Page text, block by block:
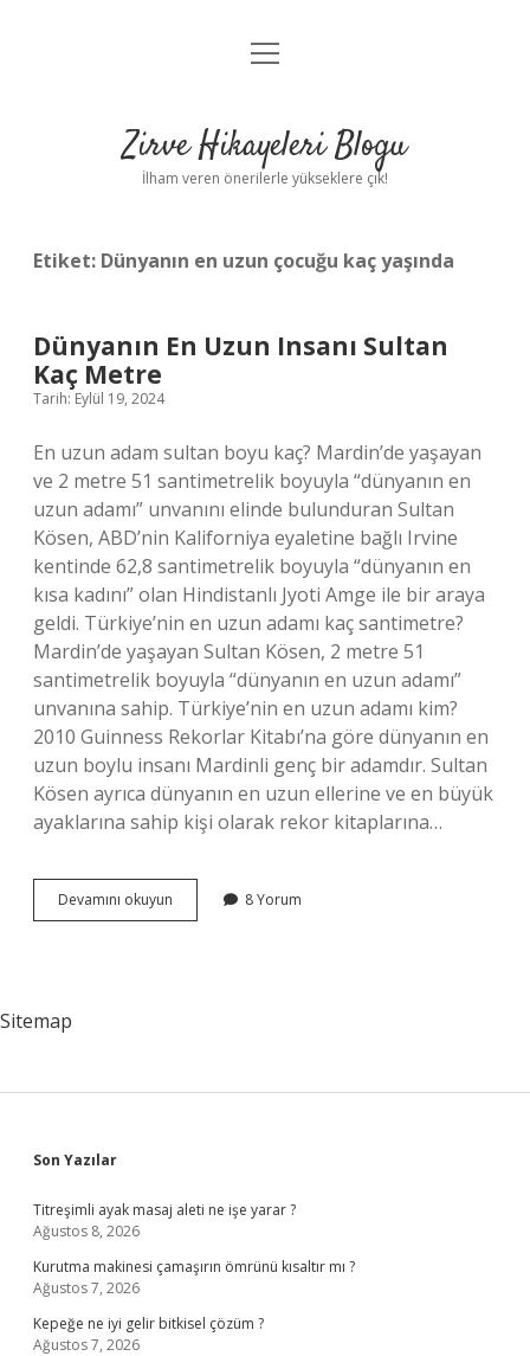
Anasayfa
Yasal Uyarı
menüyü
Zirve Hikayeleri Blogu
İlham veren önerilerle yükseklere çık!
Etiket: Dünyanın en uzun çocuğu kaç yaşında
Dünyanın En Uzun Insanı Sultan
Kaç Metre
Tarih: Eylül 19, 2024
En uzun adam sultan boyu kaç? Mardin’de yaşayan
ve 2 metre 51 santimetrelik boyuyla “dünyanın en
uzun adamı” unvanını elinde bulunduran Sultan
Kösen, ABD’nin Kaliforniya eyaletine bağlı Irvine
kentinde 62,8 santimetrelik boyuyla “dünyanın en
kısa kadını” olan Hindistanlı Jyoti Amge ile bir araya
geldi. Türkiye’nin en uzun adamı kaç santimetre?
Mardin’de yaşayan Sultan Kösen, 2 metre 51
santimetrelik boyuyla “dünyanın en uzun adamı”
unvanına sahip. Türkiye’nin en uzun adamı kim?
2010 Guinness Rekorlar Kitabı’na göre dünyanın en
uzun boylu insanı Mardinli genç bir adamdır. Sultan
Kösen ayrıca dünyanın en uzun ellerine ve en büyük
ayaklarına sahip kişi olarak rekor kitaplarına…
Devamını okuyun Dünyanın
En
8 Yorum
Sitemap
Sidebar
Son Yazılar
Titreşimli ayak masaj aleti ne işe yarar ?
Ağustos 8, 2026
Kurutma makinesi çamaşırın ömrünü kısaltır mı ?
Ağustos 7, 2026
Kepeğe ne iyi gelir bitkisel çözüm ?
Ağustos 7, 2026